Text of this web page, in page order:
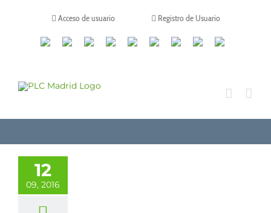
Acceso de usuario Registro de Usuario
CanalesLinkedinYoutubeTiktokFacebookInstagram
X TwitchContacto
12
09, 2016